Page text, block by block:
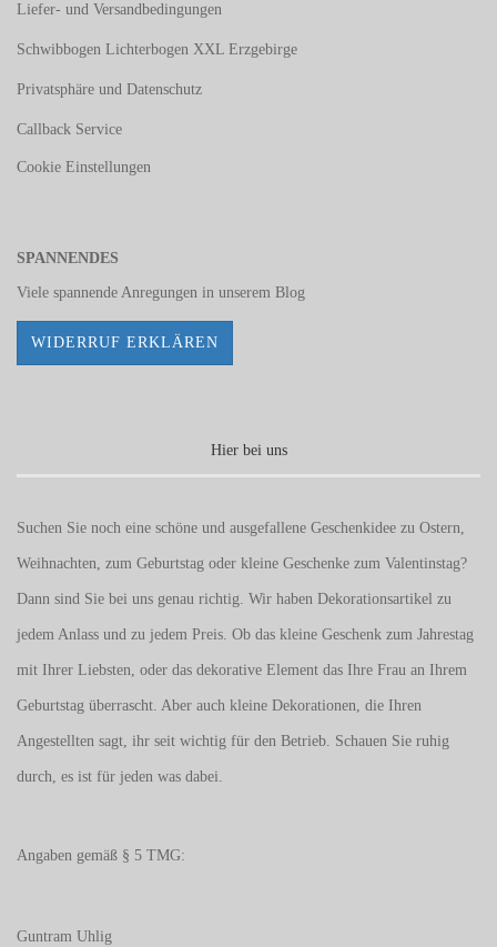
Liefer- und Versandbedingungen
Schwibbogen Lichterbogen XXL Erzgebirge
Privatsphäre und Datenschutz
Callback Service
Cookie Einstellungen
SPANNENDES
Viele spannende Anregungen in unserem Blog
WIDERRUF ERKLÄREN
Hier bei uns
Suchen Sie noch eine schöne und ausgefallene Geschenkidee zu Ostern,
Weihnachten, zum Geburtstag oder kleine Geschenke zum Valentinstag?
Dann sind Sie bei uns genau richtig. Wir haben Dekorationsartikel zu
jedem Anlass und zu jedem Preis. Ob das kleine Geschenk zum Jahrestag
mit Ihrer Liebsten, oder das dekorative Element das Ihre Frau an Ihrem
Geburtstag überrascht. Aber auch kleine Dekorationen, die Ihren
Angestellten sagt, ihr seit wichtig für den Betrieb. Schauen Sie ruhig
durch, es ist für jeden was dabei.
Angaben gemäß § 5 TMG:
Guntram Uhlig